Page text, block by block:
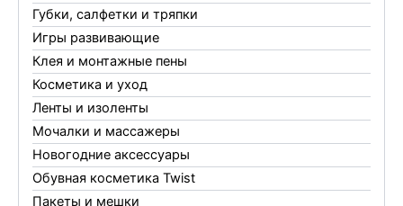
Губки, салфетки и тряпки
Игры развивающие
Клея и монтажные пены
Косметика и уход
Ленты и изоленты
Мочалки и массажеры
Новогодние аксессуары
Обувная косметика Twist
Пакеты и мешки